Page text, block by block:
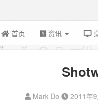
首页 资讯
Mark Do 2011年